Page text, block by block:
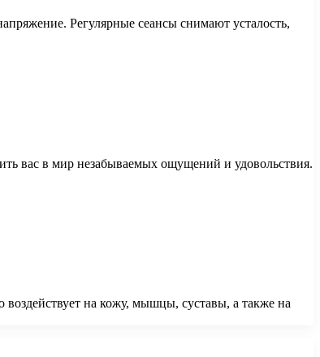
Регулярные сеансы снимают усталость,
вас в мир незабываемых ощущений и удовольствия.
на кожу, мышцы, суставы, а также на